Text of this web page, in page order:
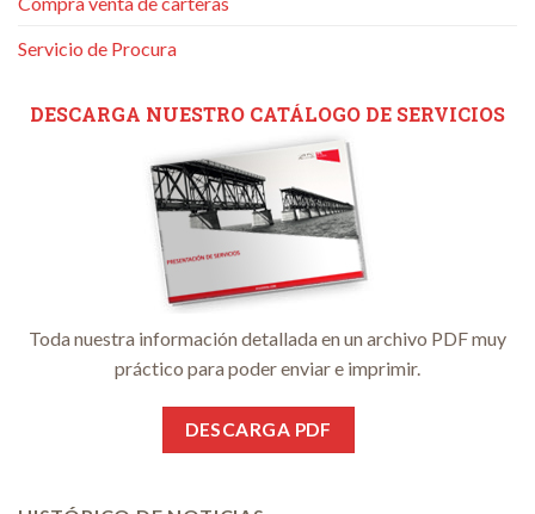
Servicio de Procura
DESCARGA NUESTRO CATÁLOGO DE SERVICIOS
Toda nuestra información detallada en un archivo PDF muy
práctico para poder enviar e imprimir.
DESCARGA PDF